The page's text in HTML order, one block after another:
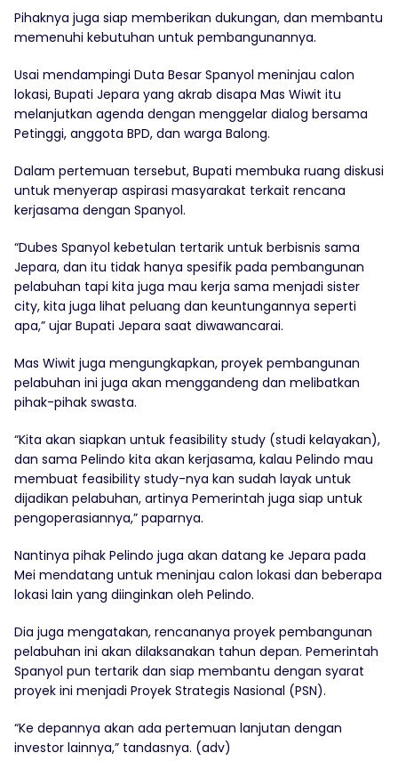
Pihaknya juga siap memberikan dukungan, dan membantu
memenuhi kebutuhan untuk pembangunannya.
Usai mendampingi Duta Besar Spanyol meninjau calon
lokasi, Bupati Jepara yang akrab disapa Mas Wiwit itu
melanjutkan agenda dengan menggelar dialog bersama
Petinggi, anggota BPD, dan warga Balong.
Dalam pertemuan tersebut, Bupati membuka ruang diskusi
untuk menyerap aspirasi masyarakat terkait rencana
kerjasama dengan Spanyol.
“Dubes Spanyol kebetulan tertarik untuk berbisnis sama
Jepara, dan itu tidak hanya spesifik pada pembangunan
pelabuhan tapi kita juga mau kerja sama menjadi sister
city, kita juga lihat peluang dan keuntungannya seperti
apa,” ujar Bupati Jepara saat diwawancarai.
Mas Wiwit juga mengungkapkan, proyek pembangunan
pelabuhan ini juga akan menggandeng dan melibatkan
pihak-pihak swasta.
“Kita akan siapkan untuk feasibility study (studi kelayakan),
dan sama Pelindo kita akan kerjasama, kalau Pelindo mau
membuat feasibility study-nya kan sudah layak untuk
dijadikan pelabuhan, artinya Pemerintah juga siap untuk
pengoperasiannya,” paparnya.
Nantinya pihak Pelindo juga akan datang ke Jepara pada
Mei mendatang untuk meninjau calon lokasi dan beberapa
lokasi lain yang diinginkan oleh Pelindo.
Dia juga mengatakan, rencananya proyek pembangunan
pelabuhan ini akan dilaksanakan tahun depan. Pemerintah
Spanyol pun tertarik dan siap membantu dengan syarat
proyek ini menjadi Proyek Strategis Nasional (PSN).
“Ke depannya akan ada pertemuan lanjutan dengan
investor lainnya,” tandasnya. (adv)